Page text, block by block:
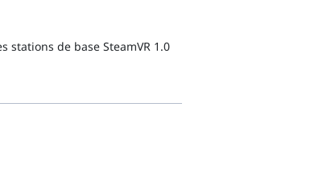
stations de base SteamVR 1.0